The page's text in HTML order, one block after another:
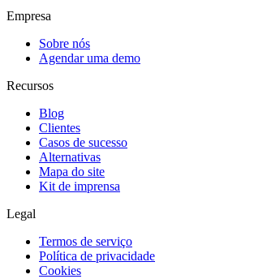
Empresa
Sobre nós
Agendar uma demo
Recursos
Blog
Clientes
Casos de sucesso
Alternativas
Mapa do site
Kit de imprensa
Legal
Termos de serviço
Política de privacidade
Cookies